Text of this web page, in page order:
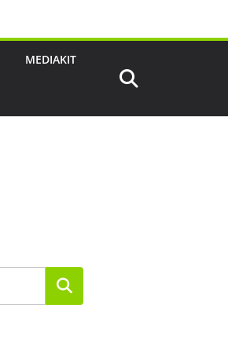
MEDIAKIT
Suchen